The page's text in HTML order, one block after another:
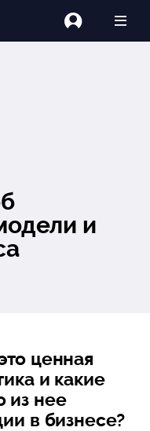
и
ценная
и какие
из нее
в бизнесе?